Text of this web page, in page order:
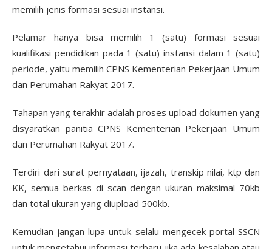
memilih jenis formasi sesuai instansi.
Pelamar hanya bisa memilih 1 (satu) formasi sesuai
kualifikasi pendidikan pada 1 (satu) instansi dalam 1 (satu)
periode, yaitu memilih CPNS Kementerian Pekerjaan Umum
dan Perumahan Rakyat 2017.
Tahapan yang terakhir adalah proses upload dokumen yang
disyaratkan panitia CPNS Kementerian Pekerjaan Umum
dan Perumahan Rakyat 2017.
Terdiri dari surat pernyataan, ijazah, transkip nilai, ktp dan
KK, semua berkas di scan dengan ukuran maksimal 70kb
dan total ukuran yang diupload 500kb.
Kemudian jangan lupa untuk selalu mengecek portal SSCN